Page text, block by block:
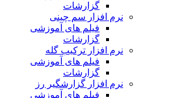
گزارشات
نرم افزار سم چینی
فیلم های آموزشی
گزارشات
نرم افزار ترکیب گله
فیلم های آموزشی
گزارشات
نرم افزار گزارشگیر رز
فیلم های آموزشی